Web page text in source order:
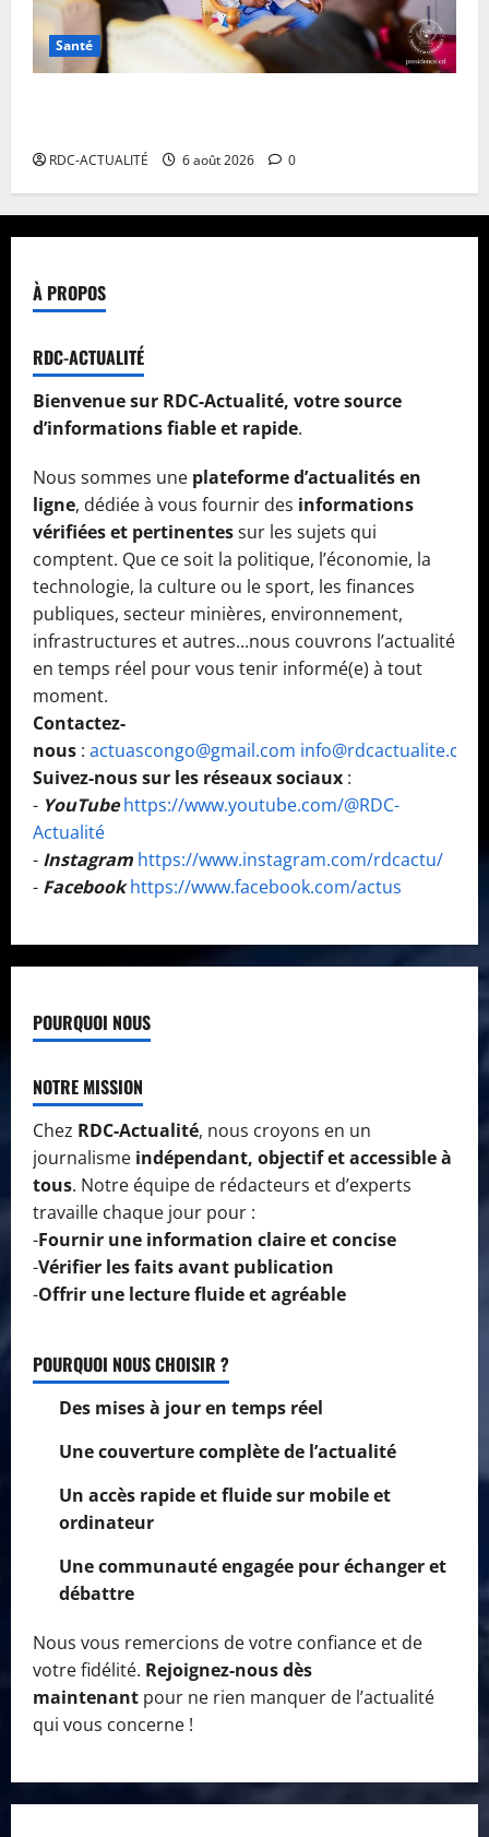
Santé
RDC-ACTUALITÉ 6 août 2026 0
À PROPOS
RDC-ACTUALITÉ
Bienvenue sur RDC-Actualité, votre source
d’informations fiable et rapide.
Nous sommes une plateforme d’actualités en
ligne, dédiée à vous fournir des informations
vérifiées et pertinentessur les sujets qui
comptent. Que ce soit la politique, l’économie, la
technologie, la culture ou le sport, les finances
publiques, secteur minières, environnement,
infrastructures et autres...nous couvrons l’actualité
en temps réel pour vous tenir informé(e) à tout
moment.
Contactez-
nous : actuascongo@gmail.com info@rdcactualite.com
Suivez-nous sur les réseaux sociaux :
- YouTube https://www.youtube.com/@RDC-
Actualité
- Instagram https://www.instagram.com/rdcactu/
- Facebook https://www.facebook.com/actus
POURQUOI NOUS
NOTRE MISSION
Chez RDC-Actualité, nous croyons en un
journalisme indépendant, objectif et accessible à
tous. Notre équipe de rédacteurs et d’experts
travaille chaque jour pour :
-Fournir une information claire et concise
-Vérifier les faits avant publication
-Offrir une lecture fluide et agréable
POURQUOI NOUS CHOISIR ?
Des mises à jour en temps réel
Une couverture complète de l’actualité
Un accès rapide et fluide sur mobile et
ordinateur
Une communauté engagée pour échanger et
débattre
Nous vous remercions de votre confiance et de
votre fidélité. Rejoignez-nous dès
maintenant pour ne rien manquer de l’actualité
qui vous concerne !